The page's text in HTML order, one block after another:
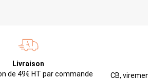
Livraison
de 49€ HT par commande
CB,